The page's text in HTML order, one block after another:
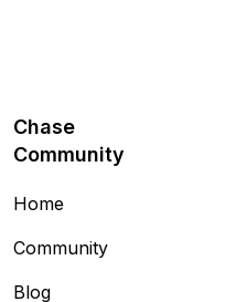
Chase
Community
Home
Community
Blog